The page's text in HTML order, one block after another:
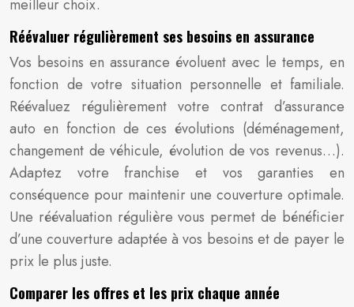
meilleur choix.
Réévaluer régulièrement ses besoins en assurance
Vos besoins en assurance évoluent avec le temps, en
fonction de votre situation personnelle et familiale.
Réévaluez régulièrement votre contrat d’assurance
auto en fonction de ces évolutions (déménagement,
changement de véhicule, évolution de vos revenus…).
Adaptez votre franchise et vos garanties en
conséquence pour maintenir une couverture optimale.
Une réévaluation régulière vous permet de bénéficier
d’une couverture adaptée à vos besoins et de payer le
prix le plus juste.
Comparer les offres et les prix chaque année